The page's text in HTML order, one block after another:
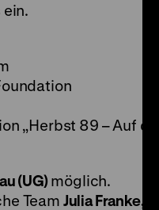
„Herbst 89 – Auf den
(UG)möglich.
Team Julia Franke,